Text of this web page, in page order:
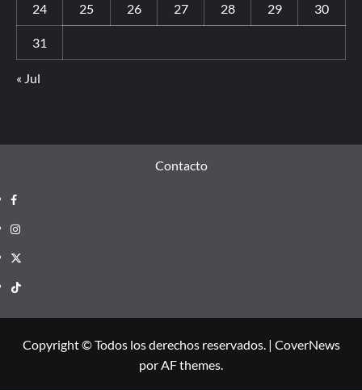
24 25 26 27 28 29 30
31
« Jul
Contacto
Copyright © Todos los derechos reservados. | CoverNews
por AF themes.